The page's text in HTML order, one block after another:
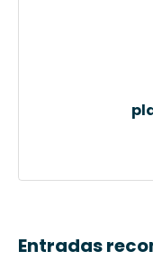
Entradas